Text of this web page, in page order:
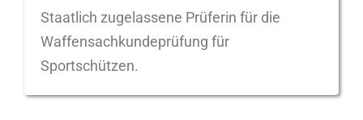
Staatlich zugelassene Prüferin für die
Waffensachkundeprüfung für
Sportschützen.